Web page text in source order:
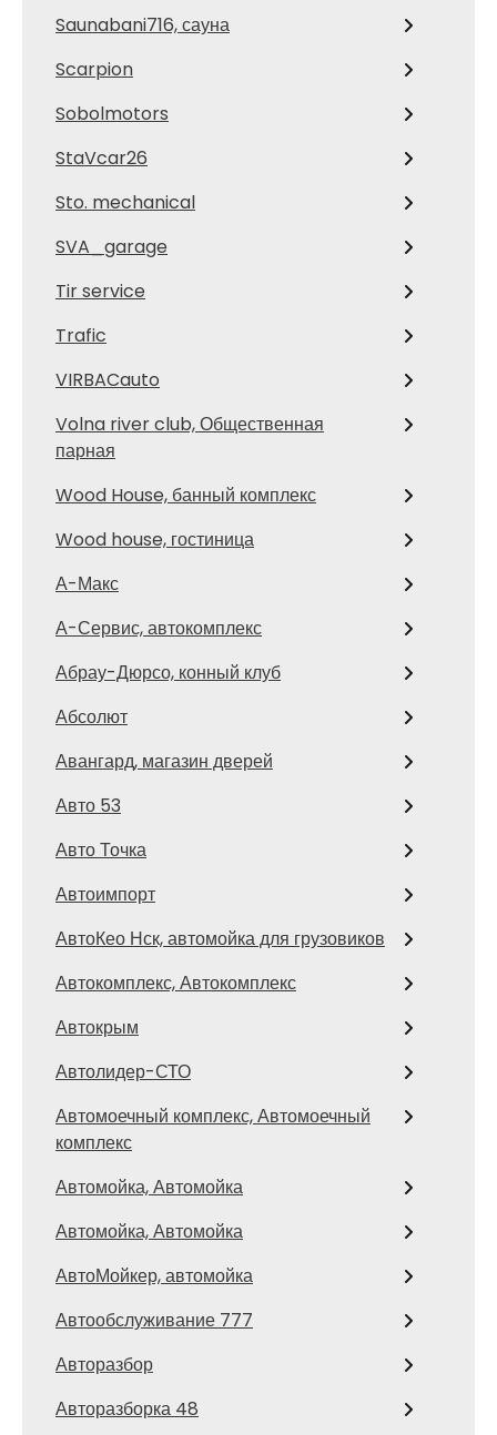
Saunabani716, сауна
Scarpion
Sobolmotors
StaVcar26
Sto. mechanical
SVA_garage
Tir service
Trafic
VIRBACauto
Volna river club, Общественная
парная
Wood House, банный комплекс
Wood house, гостиница
А-Макс
А-Сервис, автокомплекс
Абрау-Дюрсо, конный клуб
Абсолют
Авангард, магазин дверей
Авто 53
Авто Точка
Автоимпорт
АвтоКео Нск, автомойка для грузовиков
Автокомплекс, Автокомплекс
Автокрым
Автолидер-СТО
Автомоечный комплекс, Автомоечный
комплекс
Автомойка, Автомойка
Автомойка, Автомойка
АвтоМойкер, автомойка
Автообслуживание 777
Авторазбор
Авторазборка 48